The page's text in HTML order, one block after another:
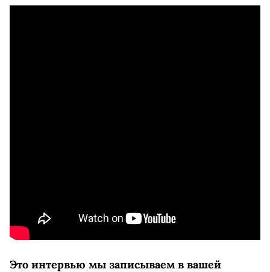
Это интервью мы записываем в вашей